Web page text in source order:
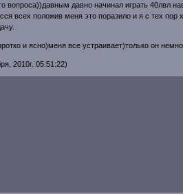
вопроса))давным давно начинал играть 40лвл
всех положив меня это поразило и я с тех пор
и ясно)меня все устраивает)только он
2010г. 05:51:22)